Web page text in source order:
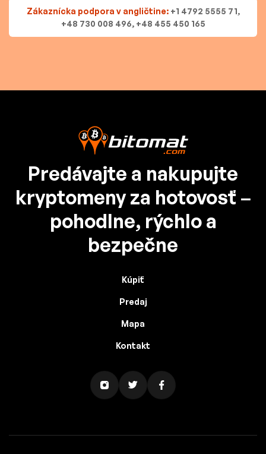
Zákaznícka podpora v angličtine: +1 4792 5555 71,
+48 730 008 496, +48 455 450 165
Predávajte a nakupujte
kryptomeny za hotovosť –
pohodlne, rýchlo a
bezpečne
Kúpiť
Predaj
Mapa
Kontakt